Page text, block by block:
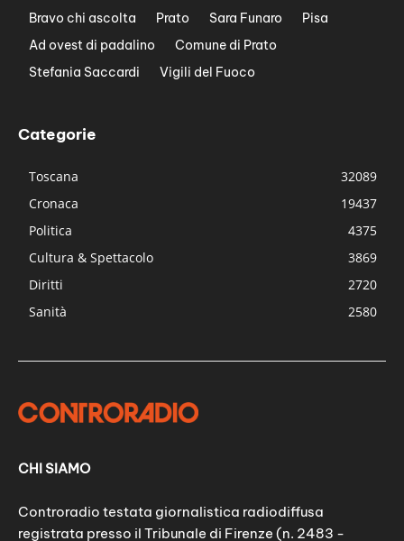
Bravo chi ascolta
Prato Sara Funaro
Pisa
Ad ovest di padalino
Comune di Prato
Stefania Saccardi
Vigili del Fuoco
Categorie
Toscana
32089
Cronaca
19437
Politica
4375
Cultura & Spettacolo
3869
Diritti
2720
Sanità
2580
CHI SIAMO
Controradio testata giornalistica radiodiffusa
registrata presso il Tribunale di Firenze (n. 2483 -